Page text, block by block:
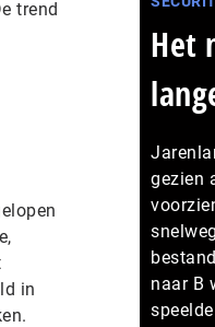
trend
in
Het
gezien
naar B